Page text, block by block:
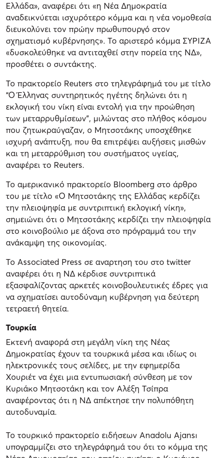
Ελλάδα», αναφέρει ότι «η Νέα Δημοκρατία
αναδεικνύεται ισχυρότερο κόμμα και η νέα νομοθεσία
διευκολύνει τον πρώην πρωθυπουργό στον
σχηματισμό κυβέρνησης». Το αριστερό κόμμα ΣΥΡΙΖΑ
«δυσκολεύθηκε να αντιταχθεί στην πορεία της ΝΔ»,
προσθέτει ο συντάκτης.
Το πρακτορείο Reuters στο τηλεγράφημά του με τίτλο
“Ο Έλληνας συντηρητικός ηγέτης δηλώνει ότι η
εκλογική του νίκη είναι εντολή για την προώθηση
των μεταρρυθμίσεων”, μιλώντας στo πλήθος κόσμου
που ζητωκραύγαζαν, ο Μητσοτάκης υποσχέθηκε
ισχυρή ανάπτυξη, που θα επιτρέψει αυξήσεις μισθών
και τη μεταρρύθμιση του συστήματος υγείας,
αναφέρει το Reuters.
Το αμερικανικό πρακτορείο Bloomberg στο άρθρο
του με τίτλο «Ο Μητσοτάκης της Ελλάδας κερδίζει
την πλειοψηφία με συντριπτική εκλογική νίκη»,
σημειώνει ότι ο Μητσοτάκης κερδίζει την πλειοψηφία
στο κοινοβούλιο με άξονα στο πρόγραμμά του την
ανάκαμψη της οικονομίας.
Το Associated Press σε αναρτηση του στο twitter
αναφέρει ότι η ΝΔ κέρδισε συντριπτικά
εξασφαλίζοντας αρκετές κοινοβουλευτικές έδρες για
να σχηματίσει αυτοδύναμη κυβέρνηση για δεύτερη
τετραετή θητεία.
Τουρκία
Εκτενή αναφορά στη μεγάλη νίκη της Νέας
Δημοκρατίας έχουν τα τουρκικά μέσα και ιδίως οι
ηλεκτρονικές τους σελίδες, με την εφημερίδα
Χουριέτ να έχει μια εντυπωσιακή σύνθεση με τον
Κυριάκο Μητσοτάκη και τον Αλέξη Τσίπρα
αναφέροντας ότι η ΝΔ απέκτησε την πολυπόθητη
αυτοδυναμία.
Το τουρκικό πρακτορείο ειδήσεων Anadolu Ajansı
υπογραμμίζει στο τηλεγράφημά του ότι το κόμμα της